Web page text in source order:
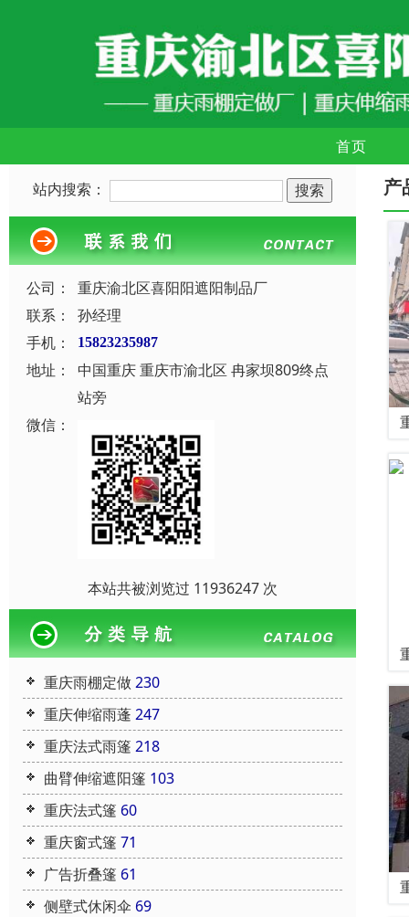
首页
站内搜索：
公司：
重庆渝北区喜阳阳遮阳制品厂
联系：
孙经理
手机：
15823235987
地址：
中国重庆 重庆市渝北区 冉家坝809终点
站旁
微信：
本站共被浏览过 11936247 次
重庆雨棚定做230
重庆伸缩雨蓬247
重庆法式雨篷 218
曲臂伸缩遮阳篷 103
重庆法式篷 60
重庆窗式篷 71
广告折叠篷 61
侧壁式休闲伞 69
产